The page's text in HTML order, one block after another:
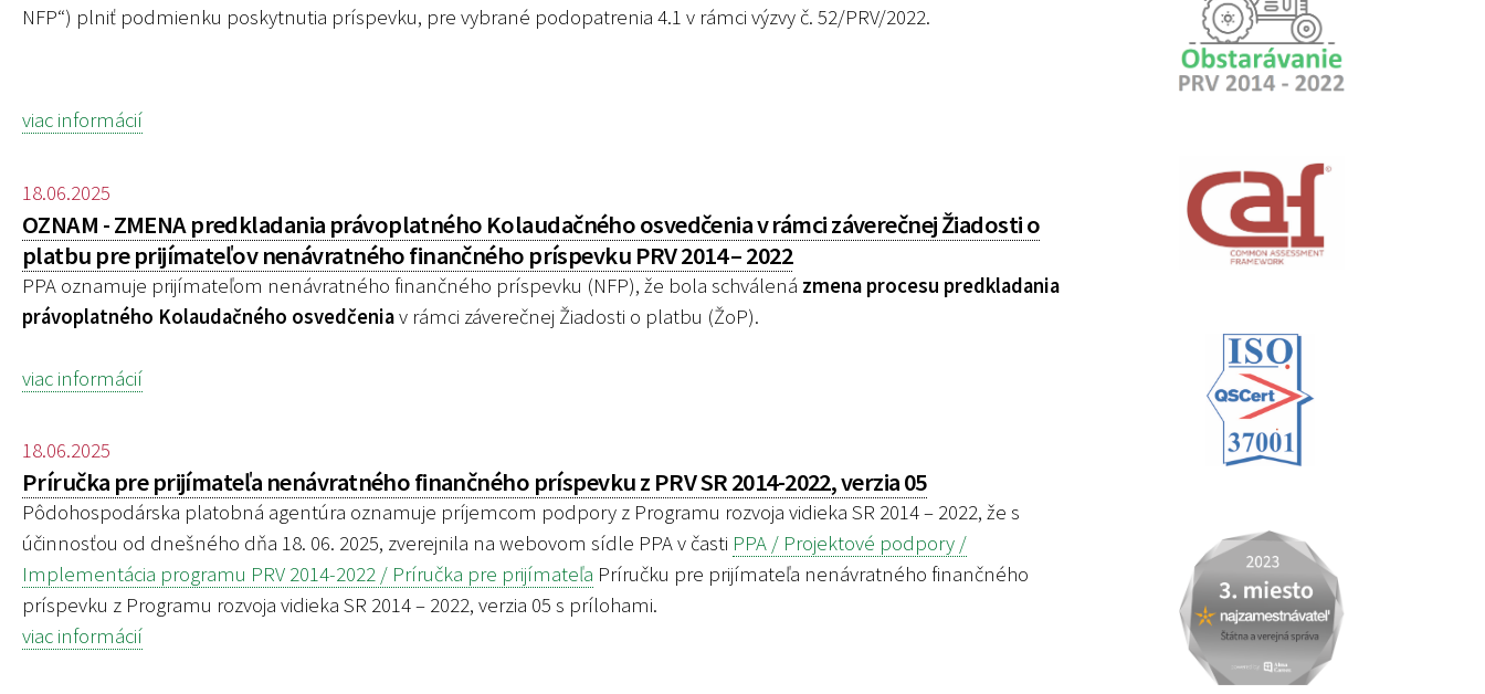
NFP“) plniť podmienku poskytnutia príspevku, pre vybrané podopatrenia 4.1 v rámci výzvy č. 52/PRV/2022.
viac informácií
18.06.2025
OZNAM - ZMENA predkladania právoplatného Kolaudačného osvedčenia v rámci záverečnej Žiadosti o
platbu pre prijímateľov nenávratného finančného príspevku PRV 2014 – 2022
PPA oznamuje prijímateľom nenávratného finančného príspevku (NFP), že bola schválená zmena procesu predkladania
právoplatného Kolaudačného osvedčeniav rámci záverečnej Žiadosti o platbu (ŽoP).
viac informácií
18.06.2025
Príručka pre prijímateľa nenávratného finančného príspevku z PRV SR 2014-2022, verzia 05
Pôdohospodárska platobná agentúra oznamuje príjemcom podpory z Programu rozvoja vidieka SR 2014 – 2022, že s
účinnosťou od dnešného dňa 18. 06. 2025, zverejnila na webovom sídle PPA v časti PPA / Projektové podpory /
Implementácia programu PRV 2014-2022 / Príručka pre prijímateľa Príručku pre prijímateľa nenávratného finančného
príspevku z Programu rozvoja vidieka SR 2014 – 2022, verzia 05 s prílohami.
viac informácií